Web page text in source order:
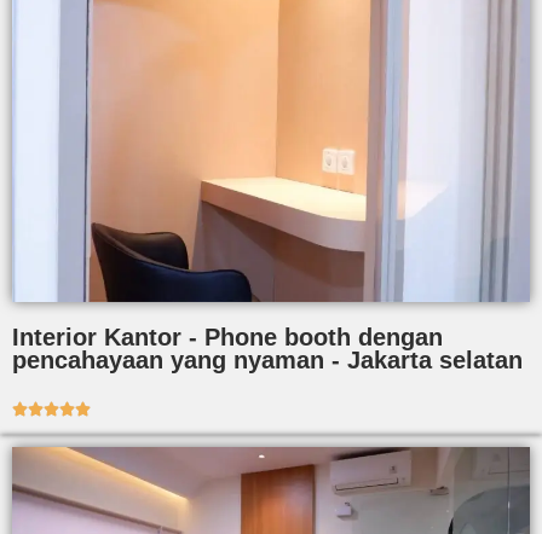
Interior Kantor - Phone booth dengan
pencahayaan yang nyaman - Jakarta selatan
